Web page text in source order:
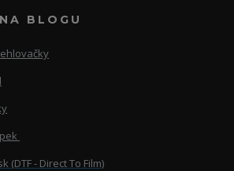
BLOGU
- Direct To Film)